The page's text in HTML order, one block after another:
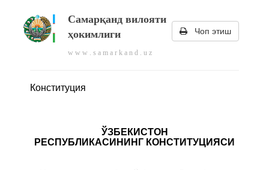
Самарқанд вилояти
ҳокимлиги
w w w . s a m a r k a n d . u z
Чоп этиш
Конституция
ЎЗБЕКИСТОН
РЕСПУБЛИКАСИНИНГ КОНСТИТУЦИЯСИ